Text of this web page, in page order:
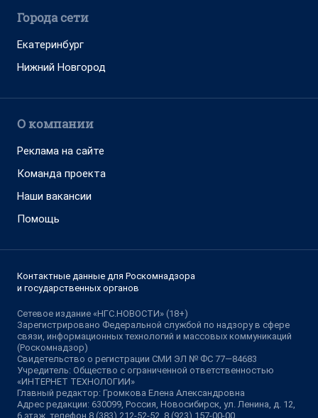
Города сети
Екатеринбург
Нижний Новгород
О компании
Реклама на сайте
Команда проекта
Наши вакансии
Помощь
Контактные данные для Роскомнадзора
и государственных органов
Сетевое издание «НГС.НОВОСТИ» (18+)
Зарегистрировано Федеральной службой по надзору в сфере
связи, информационных технологий и массовых коммуникаций
(Роскомнадзор)
Свидетельство о регистрации СМИ ЭЛ № ФС 77—84683
Учредитель: Общество с ограниченной ответственностью
«ИНТЕРНЕТ ТЕХНОЛОГИИ»
Главный редактор: Громкова Елена Александровна
Адрес редакции: 630099, Россия, Новосибирск, ул. Ленина, д. 12,
6 этаж, телефон 8 (383) 212-52-52, 8 (923) 157-00-00